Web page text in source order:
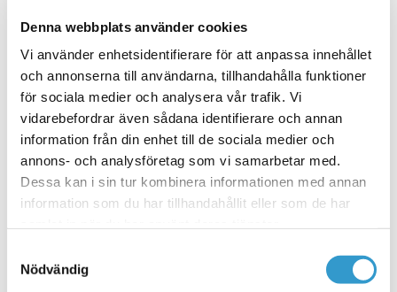
Denna webbplats använder cookies
Vi använder enhetsidentifierare för att anpassa innehållet
och annonserna till användarna, tillhandahålla funktioner
för sociala medier och analysera vår trafik. Vi
vidarebefordrar även sådana identifierare och annan
information från din enhet till de sociala medier och
annons- och analysföretag som vi samarbetar med.
Dessa kan i sin tur kombinera informationen med annan
information som du har tillhandahållit eller som de har
Nödvändig
Husinspiration
Garageinspiration
Entrétak
Fasadfärg
Fjärrkontroller & porttillbehör
Crawford
Hörmann
Wisniowski
Garageförvaring
Verktygsförvaring
Däckförvaring
Garagegolv